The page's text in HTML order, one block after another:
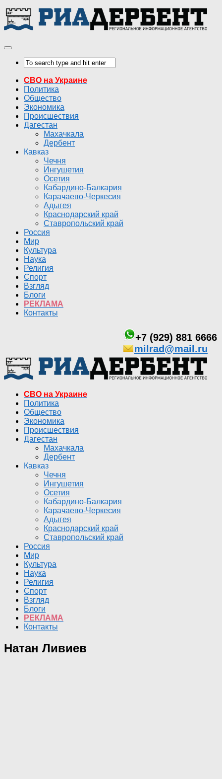
СВО на Украине
Политика
Общество
Экономика
Происшествия
Дагестан
Махачкала
Дербент
Кавказ
Чечня
Ингушетия
Осетия
Кабардино-Балкария
Карачаево-Черкесия
Адыгея
Краснодарский край
Ставропольский край
Россия
Мир
Культура
Наука
Религия
Спорт
Взгляд
Блоги
РЕКЛАМА
Контакты
+7 (929) 881 6666
milrad@mail.ru
СВО на Украине
Политика
Общество
Экономика
Происшествия
Дагестан
Махачкала
Дербент
Кавказ
Чечня
Ингушетия
Осетия
Кабардино-Балкария
Карачаево-Черкесия
Адыгея
Краснодарский край
Ставропольский край
Россия
Мир
Культура
Наука
Религия
Спорт
Взгляд
Блоги
РЕКЛАМА
Контакты
Натан Ливиев